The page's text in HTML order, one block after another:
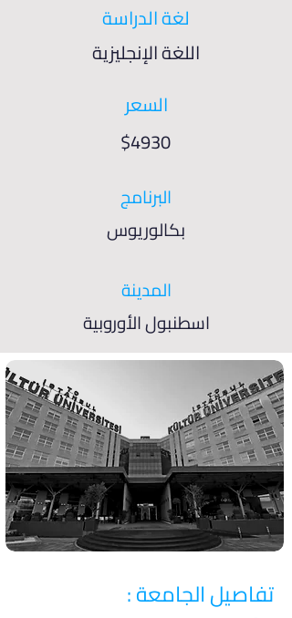
لغة الدراسة
اللغة الإنجليزية
السعر
$4930
البرنامج
بكالوريوس
المدينة
اسطنبول الأوروبية
تفاصيل الجامعة :